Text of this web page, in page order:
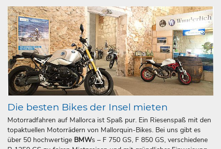
Die besten Bikes der Insel mieten
Motorradfahren auf Mallorca ist Spaß pur. Ein Riesenspaß mit den
topaktuellen Motorrädern von Mallorquin-Bikes. Bei uns gibt es
über 50 hochwertige BMWs – F 750 GS, F 850 GS, verschiedene